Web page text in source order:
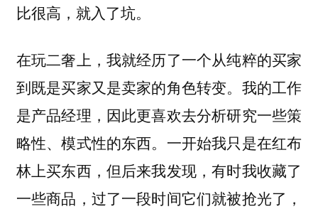
比很高，就入了坑。
在玩二奢上，我就经历了一个从纯粹的买家
到既是买家又是卖家的角色转变。我的工作
是产品经理，因此更喜欢去分析研究一些策
略性、模式性的东西。一开始我只是在红布
林上买东西，但后来我发现，有时我收藏了
一些商品，过了一段时间它们就被抢光了，